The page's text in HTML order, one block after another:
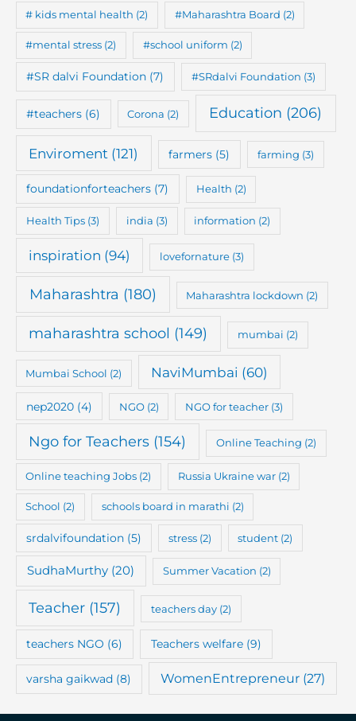
# kids mental health (2) #Maharashtra Board (2)
#mental stress (2) #school uniform (2)
#SR dalvi Foundation (7) #SRdalvi Foundation (3)
#teachers (6) Corona (2) Education (206)
Enviroment (121) farmers (5) farming (3)
foundationforteachers (7) Health (2)
Health Tips(3) india (3) information (2)
inspiration (94) lovefornature (3)
Maharashtra (180) Maharashtra lockdown (2)
maharashtra school (149) mumbai (2)
Mumbai School (2) NaviMumbai (60)
nep2020(4) NGO(2) NGO for teacher (3)
Ngo for Teachers (154) Online Teaching (2)
Online teaching Jobs (2) Russia Ukraine war(2)
School (2) schools board in marathi (2)
srdalvifoundation (5) stress (2) student (2)
SudhaMurthy (20) Summer Vacation (2)
Teacher (157) teachers day (2)
teachers NGO (6) Teachers welfare(9)
varsha gaikwad (8) WomenEntrepreneur (27)